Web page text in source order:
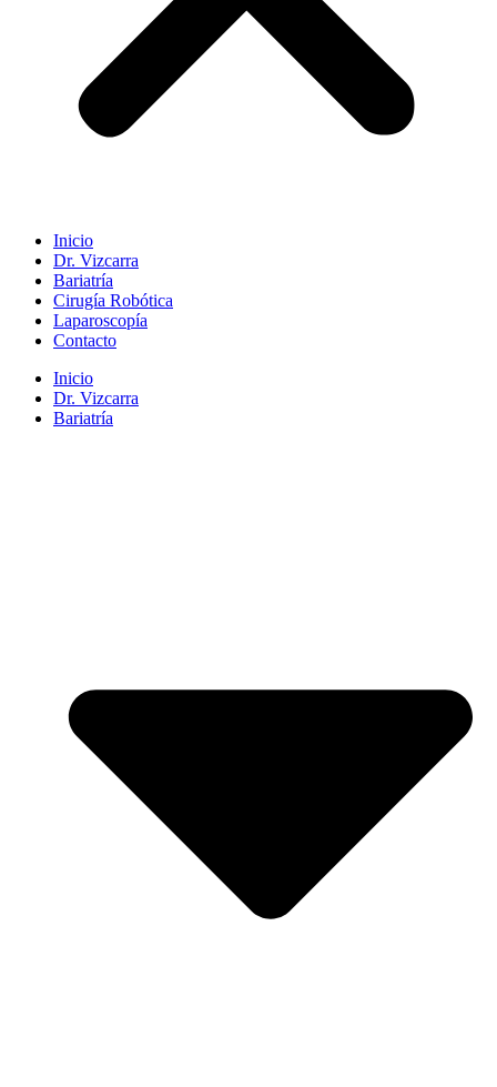
Inicio
Dr. Vizcarra
Bariatría
Cirugía Robótica
Laparoscopía
Contacto
Inicio
Dr. Vizcarra
Bariatría